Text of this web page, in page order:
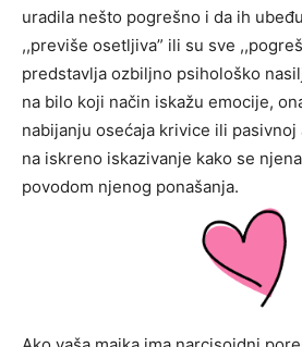
uradila nešto pogrešno i da ih
,,previše osetljiva” ili su sve
predstavlja ozbiljno psihološko
na bilo koji način iskažu emocije,
nabijanju osećaja krivice ili
na iskreno iskazivanje kako se
povodom njenog ponašanja.